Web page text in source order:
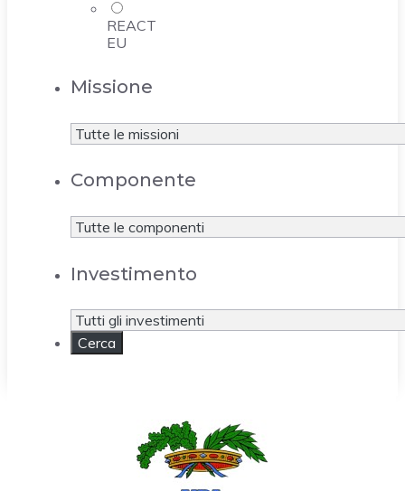
REACT
EU
Missione
Componente
Investimento